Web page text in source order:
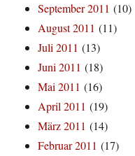
September 2011 (10)
August 2011 (11)
Juli 2011 (13)
Juni 2011 (18)
Mai 2011 (16)
April 2011 (19)
März 2011 (14)
Februar 2011 (17)